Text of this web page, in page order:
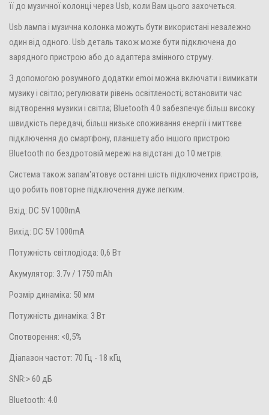
її до музичної колонці через Usb, коли Вам цього захочеться.
Usb лампа і музична колонка можуть бути використані незалежно
один від одного. Usb деталь також може бути підключена до
зарядного пристрою або до адаптера змінного струму.
З допомогою розумного додатки emoi можна включати і вимикати
музику і світло; регулювати рівень освітленості; встановити час
відтворення музики і світла; Bluetooth 4.0 забезпечує більш високу
швидкість передачі, більш низьке споживання енергії і миттєве
підключення до смартфону, планшету або іншого пристрою
Bluetooth по бездротовій мережі на відстані до 10 метрів.
Система також запам'ятовує останні шість підключених пристроїв,
що робить повторне підключення дуже легким.
Вхід: DC 5V 1000mA
Вихід: DC 5V 1000mA
Потужність світлодіода: 0,6 Вт
Акумулятор: 3.7v / 1750 mAh
Розмір динаміка: 50 мм
Потужність динаміка: 3 Вт
Спотворення: <0,5%
Діапазон частот: 70 Гц - 18 кГц
SNR:> 60 дБ
Bluetooth: 4.0